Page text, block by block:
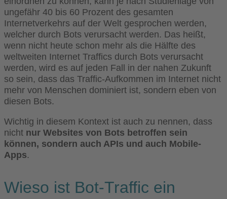
ungefähr 40 bis 60 Prozent des gesamten
Internetverkehrs auf der Welt gesprochen werden,
welcher durch Bots verursacht werden. Das heißt,
wenn nicht heute schon mehr als die Hälfte des
weltweiten Internet Traffics durch Bots verursacht
werden, wird es auf jeden Fall in der nahen Zukunft
so sein, dass das Traffic-Aufkommen im Internet nicht
mehr von Menschen dominiert ist, sondern eben von
diesen Bots.
Wichtig in diesem Kontext ist auch zu nennen, dass
nicht nur Websites von Bots betroffen sein
können, sondern auch APIs und auch Mobile-
Apps.
Wieso ist Bot-Traffic ein